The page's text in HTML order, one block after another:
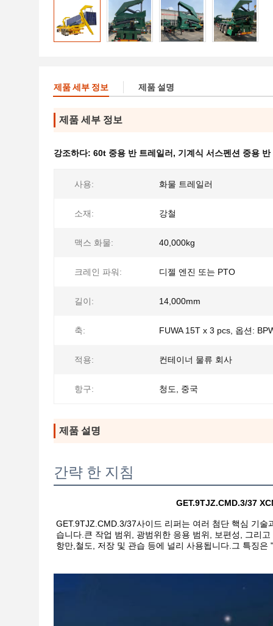
제품 세부 정보 제품 설명
제품 세부 정보
강조하다: 60t 중용 반 트레일러 , 기계식 서스펜션 중용 반
사용: 화물 트레일러
소재: 강철
맥스 화물: 40,000kg
크레인 파워: 디젤 엔진 또는 PTO
길이: 14,000mm
축: FUWA 15T x 3 pcs, 옵션:
적용: 컨테이너 물류 회사
항구: 청도, 중국
제품 설명
간략 한 지침
GET.9TJZ.CMD.3/37
GET.9TJZ.CMD.3/37사이드 리퍼는 여러 첨단 핵심 기술
습니다.큰 작업 범위, 광범위한 응용 범위, 보편성, 그리
항만,철도, 저장 및 관습 등에 널리 사용됩니다.그 특징